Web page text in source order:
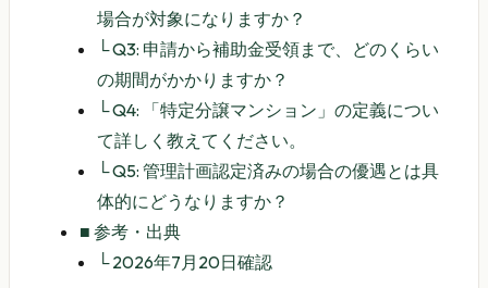
場合が対象になりますか？
└Q3: 申請から補助金受領まで、どのくらい
の期間がかかりますか？
└Q4: 「特定分譲マンション」の定義につい
て詳しく教えてください。
└Q5: 管理計画認定済みの場合の優遇とは具
体的にどうなりますか？
■ 参考・出典
└2026年7月20日確認